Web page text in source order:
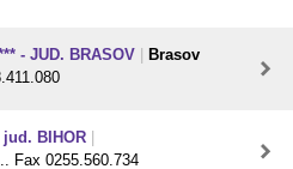
- JUD. BRASOV
Brasov
jud. BIHOR
Fax 0255.560.734